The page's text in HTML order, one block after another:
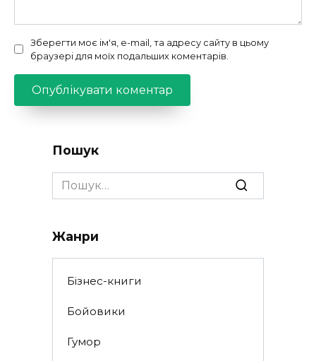
Зберегти моє ім'я, e-mail, та адресу сайту в цьому
браузері для моїх подальших коментарів.
Пошук
Search
for:
Жанри
Бізнес-книги
Бойовики
Гумор